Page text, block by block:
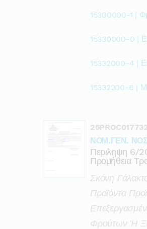
15300000-1 |
15330000-0 |
15332000-4 |
15332200-6 |
ΝΟΜ.ΓΕΝ.
Περιληψη 6/
Προμήθεια
Σκόνη
Προϊόντα
Φρούτων Ή